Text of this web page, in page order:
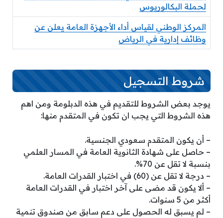
لحملة البكالوريوس
المركز الوطني لقياس أداء الأجهزة العامة يعلن عن
وظائف إدارية في الرياض
شروط التسجيل
يوجد بعض الشروط للتقديم في هذه الدبلومة ومن اهم
هذه الشروط التي يجب ان تكون في المتقدم منها:
– أن يكون المتقدم سعودي الجنسية.
– حاصل على شهادة الثانوية العامة في المسار العلمي
بنسبة لا تقل عن 70%.
– درجة لا تقل عن (60) في اختبار القدرات العامة.
– ألا يكون قد مضى على آخر اختبار في القدرات العامة
أكثر من 5 سنوات.
– لم يسبق له الحصول على دعم سابق من صندوق تنمية